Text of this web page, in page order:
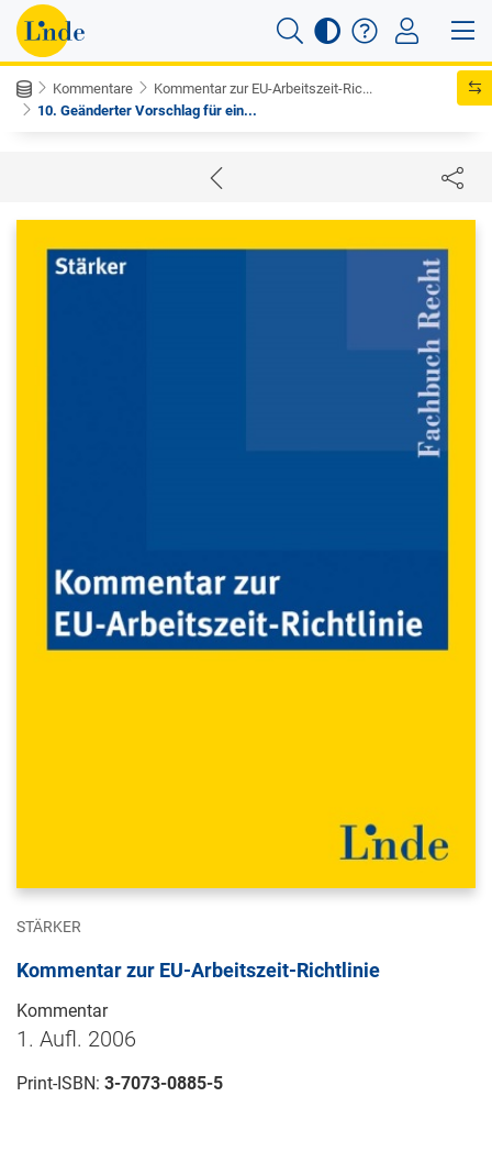
Kommentare
Kommentar zur EU-Arbeitszeit-Ric...
10. Geänderter Vorschlag für ein...
STÄRKER
Kommentar zur EU-Arbeitszeit-Richtlinie
Kommentar
1. Aufl. 2006
Print-ISBN: 3-7073-0885-5